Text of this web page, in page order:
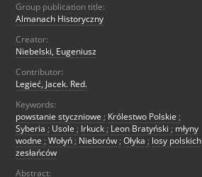
Group publication title:
Almanach Historyczny
Creator:
Niebelski, Eugeniusz
Contributor:
Legieć, Jacek. Red.
Keywords:
powstanie styczniowe ; Królestwo Polskie ;
Syberia ; Usole ; Irkuck ; Leon Bratyński ; młyny
wodne ; Wołyń ; Nieborów ; Ołyka ; losy polskich
zesłańców
Abstract: